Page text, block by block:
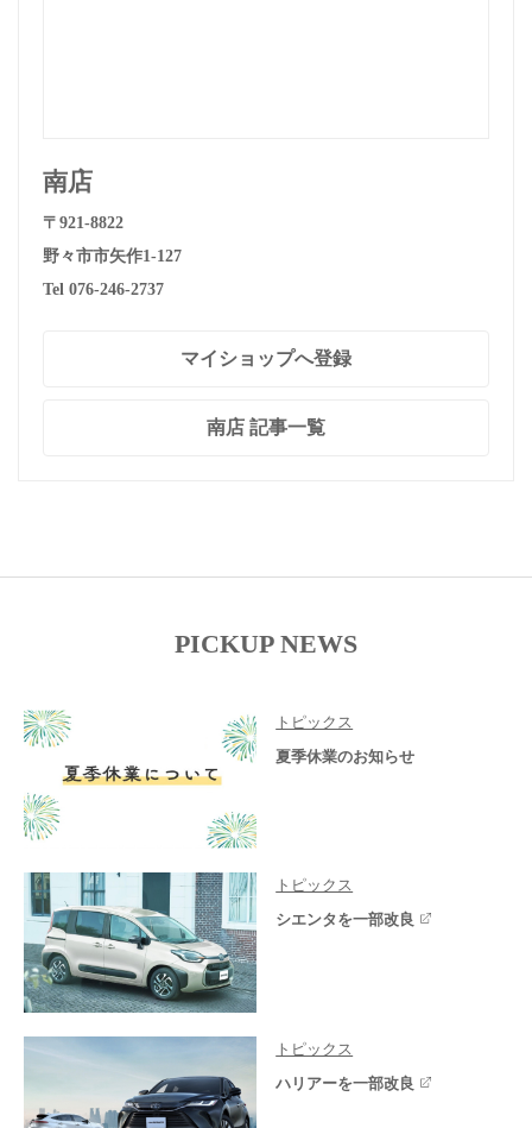
南店
〒921-8822
野々市市矢作1-127
Tel 076-246-2737
マイショップへ登録
南店 記事一覧
PICKUP NEWS
トピックス
夏季休業のお知らせ
トピックス
シエンタを一部改良
トピックス
ハリアーを一部改良